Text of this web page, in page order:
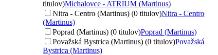
titulov)Michalovce - ATRIUM (Martinus)
Nitra - Centro (Martinus) (0 titulov)Nitra - Centro
(Martinus)
Poprad (Martinus) (0 titulov)Poprad (Martinus)
Považská Bystrica (Martinus) (0 titulov)Považská
Bystrica (Martinus)